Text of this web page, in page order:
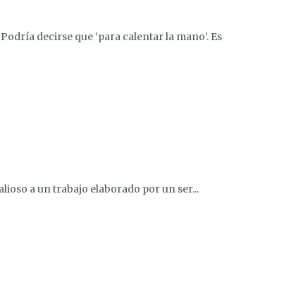
decirse que ‘para calentar la mano’. Es
a un trabajo elaborado por un ser...